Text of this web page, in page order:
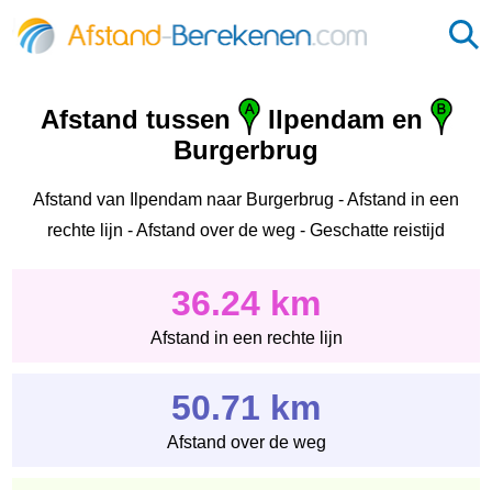
Afstand tussen
Ilpendam en
Burgerbrug
Afstand van Ilpendam naar Burgerbrug - Afstand in een
rechte lijn - Afstand over de weg - Geschatte reistijd
36.24 km
Afstand in een rechte lijn
50.71 km
Afstand over de weg